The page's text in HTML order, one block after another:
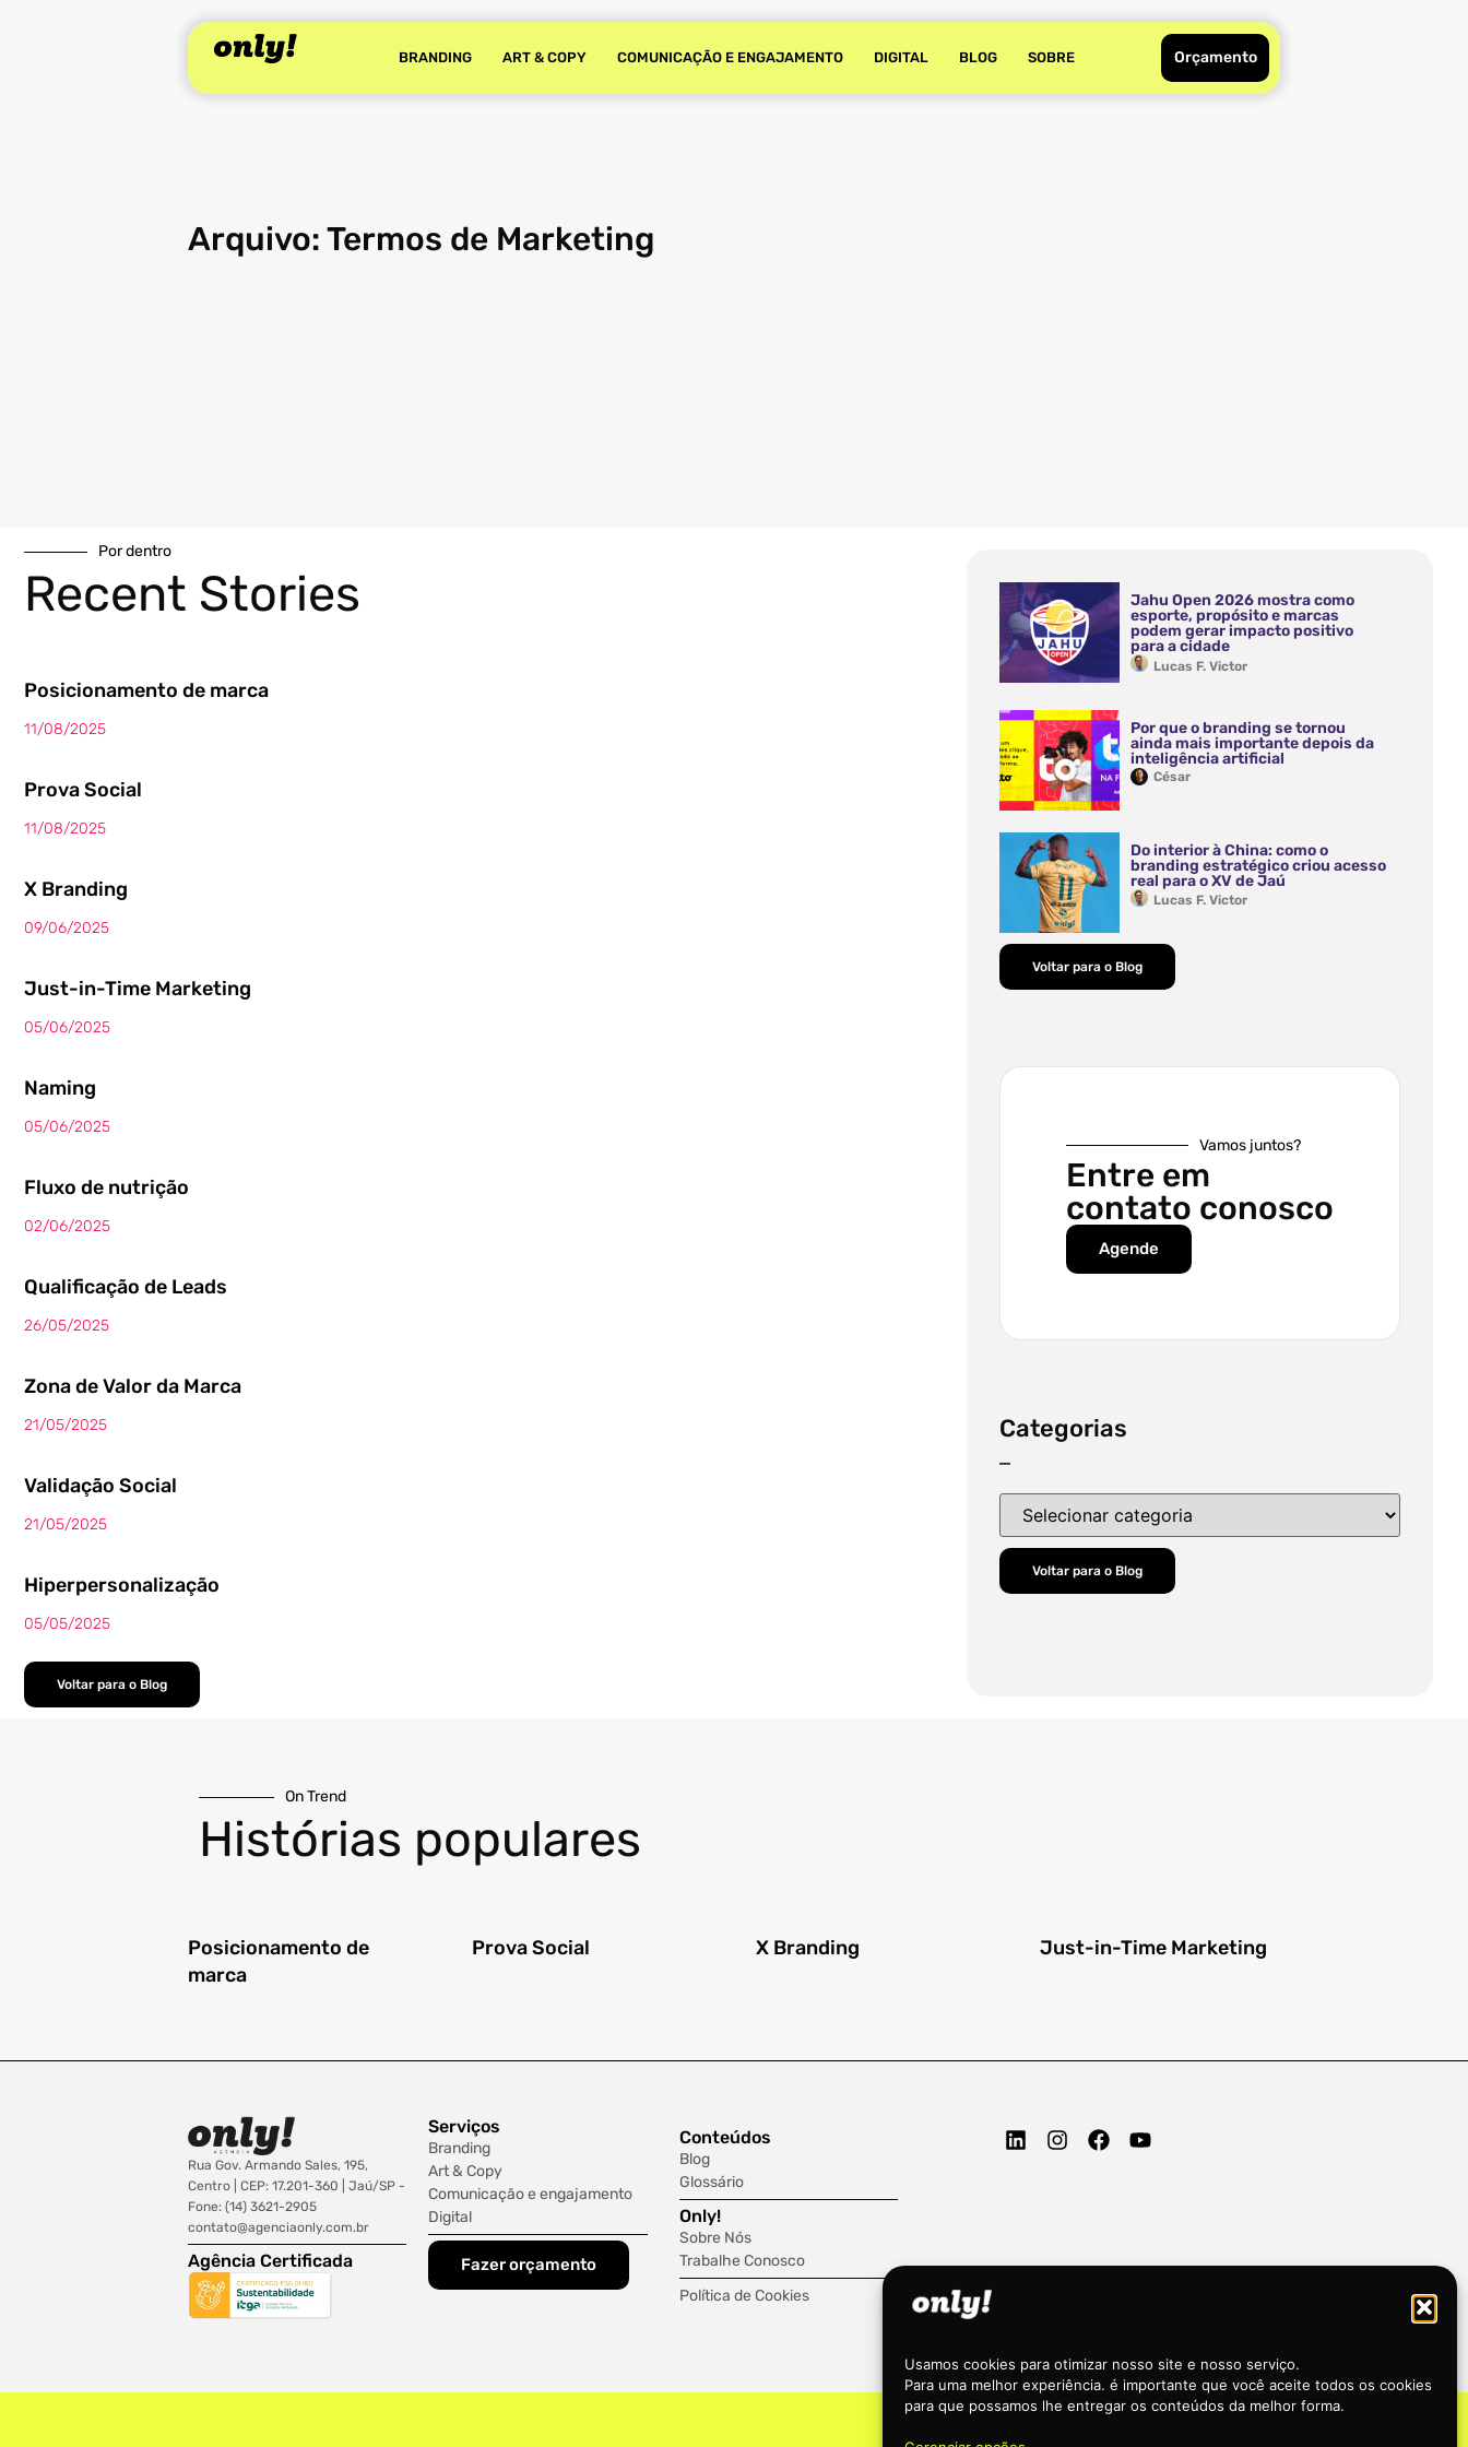
Usamos cookies para otimizar nosso site e nosso serviço.
Para uma melhor experiência. é importante que você aceite todos os cookies
para que possamos lhe entregar os conteúdos da melhor forma.
BRANDING ART & COPY COMUNICAÇÃO E ENGAJAMENTO DIGITAL BLOG SOBRE Orçamento
Arquivo: Termos de Marketing
Por dentro
Recent Stories
Posicionamento de marca
11/08/2025
Prova Social
11/08/2025
X Branding
09/06/2025
Just-in-Time Marketing
05/06/2025
Naming
05/06/2025
Fluxo de nutrição
02/06/2025
Qualificação de Leads
26/05/2025
Zona de Valor da Marca
21/05/2025
Validação Social
21/05/2025
Hiperpersonalização
05/05/2025
Voltar para o Blog
Jahu Open 2026 mostra como
esporte, propósito e marcas
podem gerar impacto positivo
para a cidade
Lucas F. Victor
Por que o branding se tornou
ainda mais importante depois da
inteligência artificial
César
Do interior à China: como o
branding estratégico criou acesso
real para o XV de Jaú
Lucas F. Victor
Voltar para o Blog
Vamos juntos?
Entre em
contato conosco
Agende
Categorias
–
Voltar para o Blog
On Trend
Histórias populares
Posicionamento de
marca
Prova Social X Branding Just-in-Time Marketing
Rua Gov. Armando Sales, 195,
Centro | CEP: 17.201-360 | Jaú/SP -
Fone: (14) 3621-2905
contato@agenciaonly.com.br
Agência Certificada
Serviços
Branding
Art & Copy
Comunicação e engajamento
Digital
Fazer orçamento
Conteúdos
Blog
Glossário
Only!
Sobre Nós
Trabalhe Conosco
Política de Cookies